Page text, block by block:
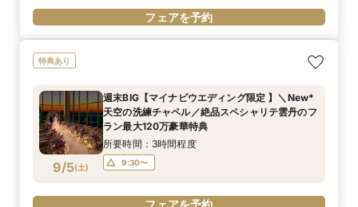
フェアを予約
特典あり
9/5(土)
週末BIG【マイナビウエディング限定 】＼New*
天空の洗練チャペル／絶品スペシャリテ雲丹のフ
ラン最大120万豪華特典
所要時間：3時間程度
9:30〜